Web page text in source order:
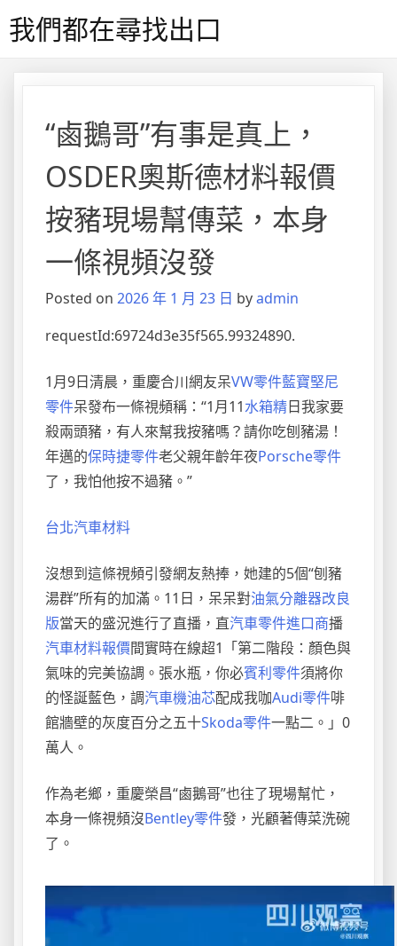
to我們都在尋找出口
“鹵鵝哥”有事是真上，
OSDER奧斯德材料報價
按豬現場幫傳菜，本身
一條視頻沒發
Posted on 2026 年 1 月 23 日 byadmin
requestId:69724d3e35f565.99324890.
1月9日清晨，重慶合川網友呆VW零件藍寶堅尼
零件呆發布一條視頻稱：“1月11水箱精日我家要
殺兩頭豬，有人來幫我按豬嗎？請你吃刨豬湯！
年邁的保時捷零件老父親年齡年夜Porsche零件
了，我怕他按不過豬。”
台北汽車材料
沒想到這條視頻引發網友熱捧，她建的5個“刨豬
湯群”所有的加滿。11日，呆呆對油氣分離器改良
版當天的盛況進行了直播，直汽車零件進口商播
汽車材料報價間實時在線超1「第二階段：顏色與
氣味的完美協調。張水瓶，你必賓利零件須將你
的怪誕藍色，調汽車機油芯配成我咖Audi零件啡
館牆壁的灰度百分之五十Skoda零件一點二。」0
萬人。
作為老鄉，重慶榮昌“鹵鵝哥”也往了現場幫忙，
本身一條視頻沒Bentley零件發，光顧著傳菜洗碗
了。